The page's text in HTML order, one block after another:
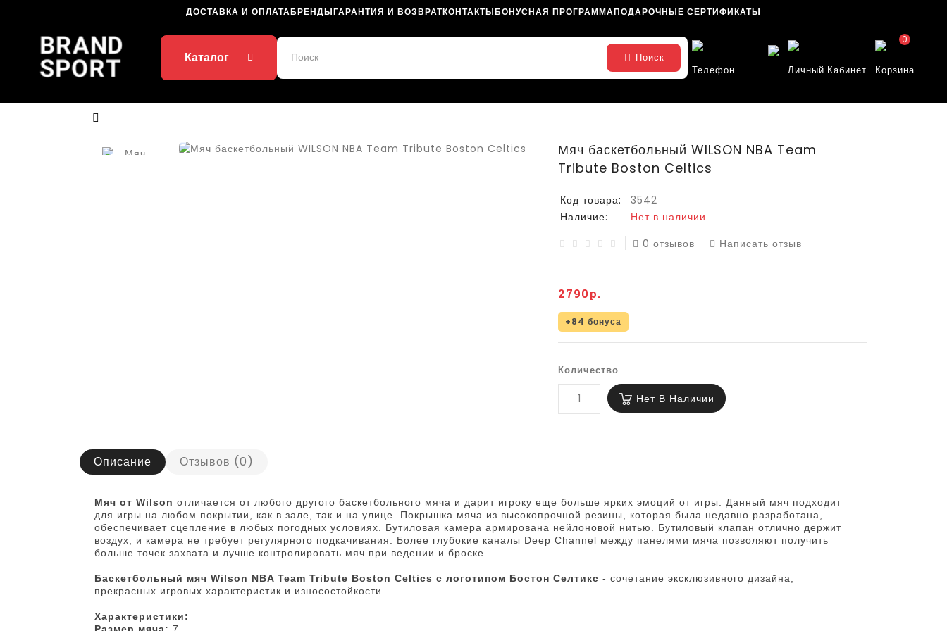
ДОСТАВКА И ОПЛАТА БРЕНДЫ ГАРАНТИЯ И ВОЗВРАТКОНТАКТЫ БОНУСНАЯ ПРОГРАММА ПОДАРОЧНЫЕ СЕРТИФИКАТЫ
Каталог
Поиск
Телефон
Личный Кабинет Корзина
0
Мяч баскетбольный WILSON NBA Team
Tribute Boston Celtics
Код товара:
3542
Наличие:
Нет в наличии
0 отзывов
Написать отзыв
2790р.
+84 бонуса
Количество
Нет В Наличии
Описание Отзывов (0)
Мяч от Wilson отличается от любого другого баскетбольного мяча и дарит игроку еще больше ярких эмоций от игры. Данный мяч подходит
для игры на любом покрытии, как в зале, так и на улице. Покрышка мяча из высокопрочной резины, которая была недавно разработана,
обеспечивает сцепление в любых погодных условиях. Бутиловая камера армирована нейлоновой нитью. Бутиловый клапан отлично держит
воздух, и камера не требует регулярного подкачивания. Более глубокие каналы Deep Channel между панелями мяча позволяют получить
больше точек захвата и лучше контролировать мяч при ведении и броске.
Баскетбольный мяч Wilson NBA Team Tribute Boston Celtics с логотипом Бостон Селтикс - сочетание эксклюзивного дизайна,
прекрасных игровых характеристик и износостойкости.
Характеристики: